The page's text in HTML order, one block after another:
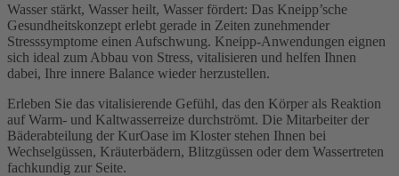
Wasser stärkt, Wasser heilt, Wasser fördert: Das Kneipp’sche
Gesundheitskonzept erlebt gerade in Zeiten zunehmender
Stresssymptome einen Aufschwung. Kneipp-Anwendungen eignen
sich ideal zum Abbau von Stress, vitalisieren und helfen Ihnen
dabei, Ihre innere Balance wieder herzustellen.
Erleben Sie das vitalisierende Gefühl, das den Körper als Reaktion
auf Warm- und Kaltwasserreize durchströmt. Die Mitarbeiter der
Bäderabteilung der KurOase im Kloster stehen Ihnen bei
Wechselgüssen, Kräuterbädern, Blitzgüssen oder dem Wassertreten
fachkundig zur Seite.